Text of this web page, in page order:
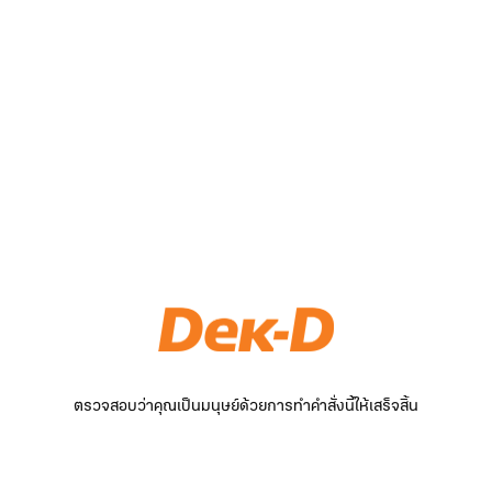
ตรวจสอบว่าคุณเป็นมนุษย์ด้วยการทำคำสั่งนี้ให้เสร็จสิ้น